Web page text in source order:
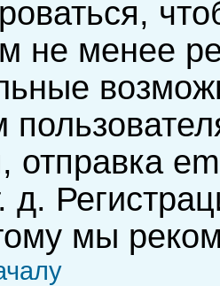
не менее
отправка
д.
мы